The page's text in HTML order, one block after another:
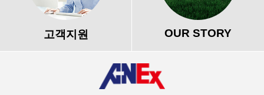
고객지원 OUR STORY